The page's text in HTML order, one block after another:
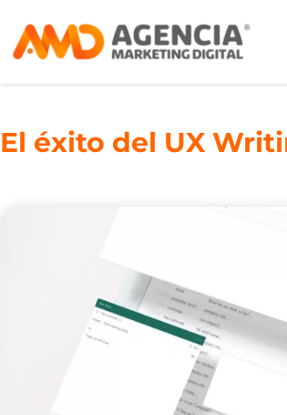
El éxito del UX